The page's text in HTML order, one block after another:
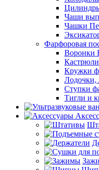
Чаши
Чашки
Фарфоровая
Воронки
Кастрюли
Кружки
Ступки
Тигли и